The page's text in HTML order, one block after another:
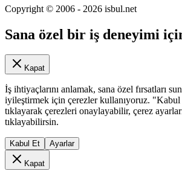
Copyright © 2006 - 2026 isbul.net
Sana özel bir iş deneyimi
Kapat
İş ihtiyaçlarını anlamak, sana özel fırsatları
iyileştirmek için çerezler kullanıyoruz. "Kabul
tıklayarak çerezleri onaylayabilir, çerez
tıklayabilirsin.
Kabul Et Ayarlar
Kapat